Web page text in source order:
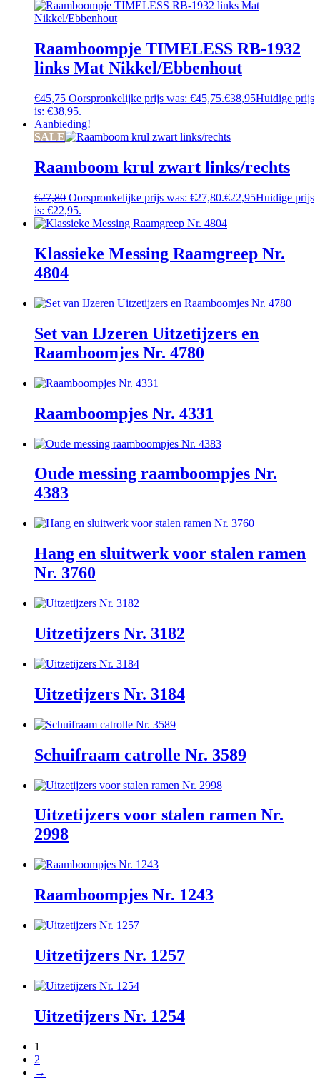
Raamboompje TIMELESS RB-1932
links Mat Nikkel/Ebbenhout
€45,75 Oorspronkelijke prijs was: €45,75.€38,95Huidige prijs
is: €38,95.
Aanbieding!
SALE
Raamboom krul zwart links/rechts
€27,80 Oorspronkelijke prijs was: €27,80.€22,95Huidige prijs
is: €22,95.
Klassieke Messing Raamgreep Nr.
4804
Set van IJzeren Uitzetijzers en
Raamboomjes Nr. 4780
Raamboompjes Nr. 4331
Oude messing raamboompjes Nr.
4383
Hang en sluitwerk voor stalen ramen
Nr. 3760
Uitzetijzers Nr. 3182
Uitzetijzers Nr. 3184
Schuifraam catrolle Nr. 3589
Uitzetijzers voor stalen ramen Nr.
2998
Raamboompjes Nr. 1243
Uitzetijzers Nr. 1257
Uitzetijzers Nr. 1254
1
2
→